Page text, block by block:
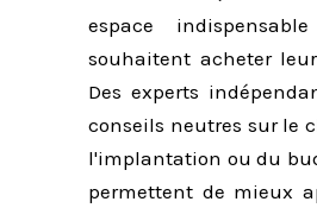
espace
souhaitent acheter
Des experts
conseils neutres sur le
l'implantation ou du
permettent de mieux